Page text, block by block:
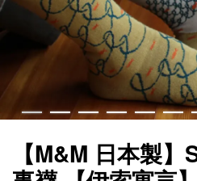
【M&M 日本製